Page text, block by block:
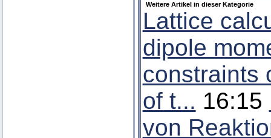
Weitere Artikel in dieser Kategorie
Lattice
dipole
constraints
of t... 16:15
von